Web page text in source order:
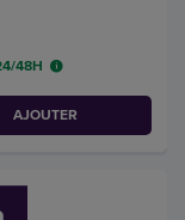
48H
AJOUTER